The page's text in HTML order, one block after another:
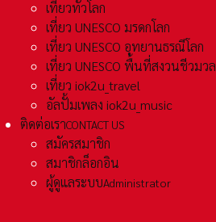
เที่ยวทั่วโลก
เที่ยว UNESCO มรดกโลก
เที่ยว UNESCO อุทยานธรณีโลก
เที่ยว UNESCO พื้นที่สงวนชีวมวล
เที่ยว iok2u_travel
อัลปั้มเพลง iok2u_music
ติดต่อเราCONTACT US
สมัครสมาชิก
สมาชิกล็อกอิน
ผู้ดูแลระบบAdministrator